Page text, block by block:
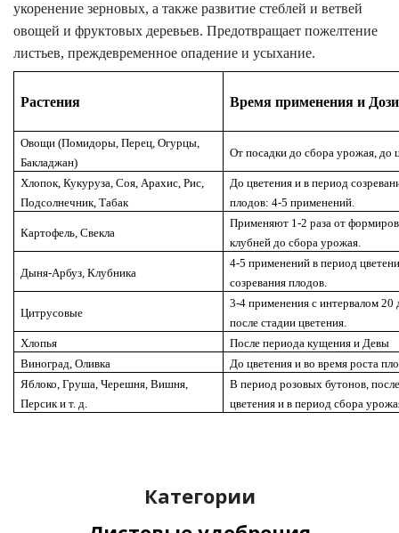
укоренение зерновых, а также развитие стеблей и ветвей
овощей и фруктовых деревьев. Предотвращает пожелтение
листьев, преждевременное опадение и усыхание.
Растения Время применения и
Овощи (Помидоры, Перец, Огурцы,
Бакладжан)
От посадки до сбора урожая, до
Хлопок, Кукуруза, Соя, Арахис, Рис,
Подсолнечник, Табак
До цветения и в период
плодов: 4-5 применений.
Картофель, Свекла
Применяют 1-2 раза от
клубней до сбора урожая.
Дыня-Арбуз, Клубника
4-5 применений в период
созревания плодов.
Цитрусовые
3-4 применения с интервалом 20
после стадии цветения.
Хлопья
После периода кущения и Девы
Виноград, Оливка
До цветения и во время роста
Яблоко, Груша, Черешня, Вишня,
Персик и т. д.
В период розовых бутонов,
цветения и в период сбора
Категории